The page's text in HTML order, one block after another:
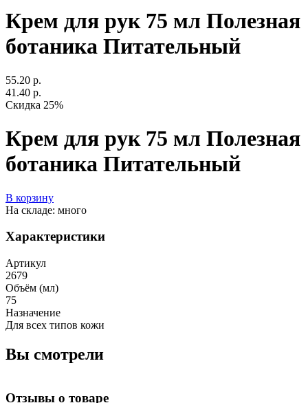
Крем для рук 75 мл Полезная
ботаника Питательный
55.20 р.
41.40 р.
Скидка 25%
Крем для рук 75 мл Полезная
ботаника Питательный
В корзину
На складе: много
Характеристики
Артикул
2679
Объём (мл)
75
Назначение
Для всех типов кожи
Вы смотрели
Отзывы о товаре